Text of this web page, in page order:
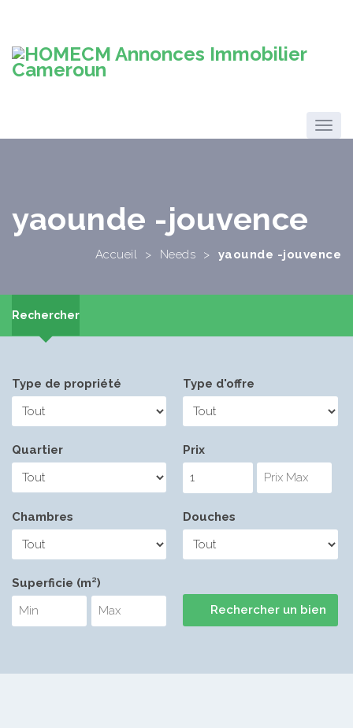
yaounde -jouvence
Accueil > Needs > yaounde -jouvence
Rechercher
Type de propriété Type d'offre
Quartier Prix
Chambres Douches
Superficie (m²)